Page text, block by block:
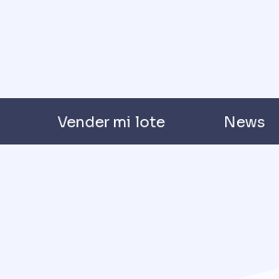
Vender mi lote News